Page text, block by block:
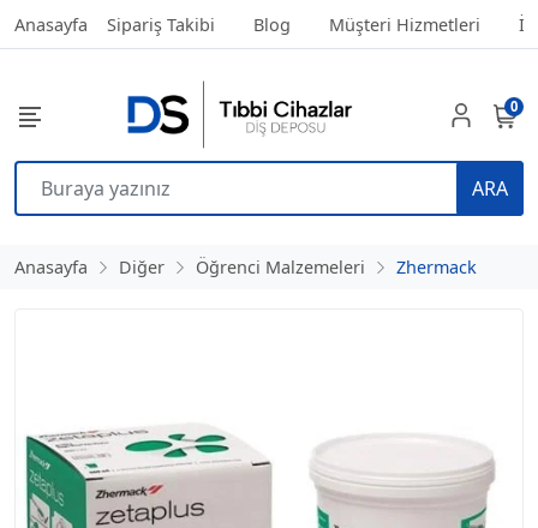
Anasayfa Sipariş Takibi Blog Müşteri Hizmetleri
ARA
0
Anasayfa Diğer Öğrenci Malzemeleri Zhermack